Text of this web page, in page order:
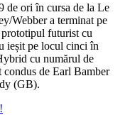
de ori în cursa de la Le
Webber a terminat pe
futurist cu
ieșit pe locul cinci în
cu numărul de
de Earl Bamber
(GB).